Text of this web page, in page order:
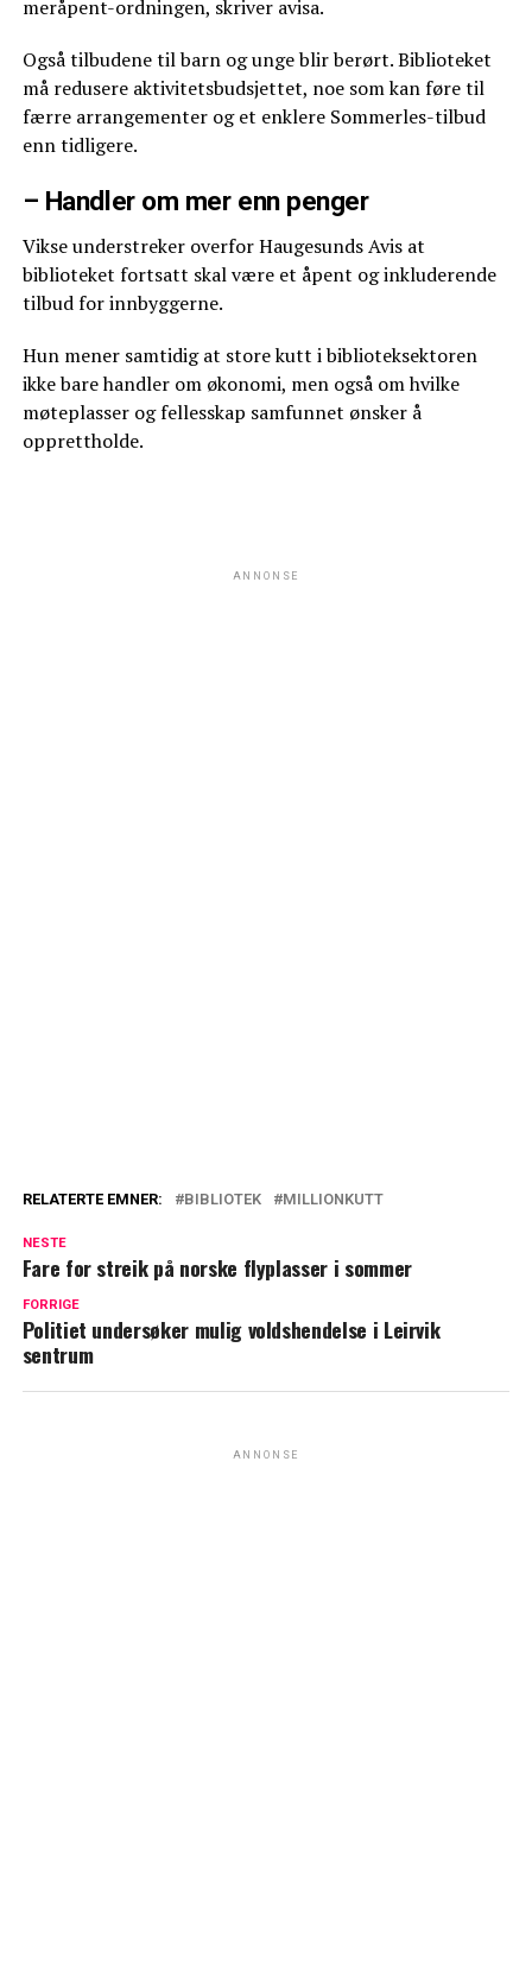
meråpent-ordningen, skriver avisa.
Også tilbudene til barn og unge blir berørt. Biblioteket
må redusere aktivitetsbudsjettet, noe som kan føre til
færre arrangementer og et enklere Sommerles-tilbud
enn tidligere.
– Handler om mer enn penger
Vikse understreker overfor Haugesunds Avis at
biblioteket fortsatt skal være et åpent og inkluderende
tilbud for innbyggerne.
Hun mener samtidig at store kutt i biblioteksektoren
ikke bare handler om økonomi, men også om hvilke
møteplasser og fellesskap samfunnet ønsker å
opprettholde.
ANNONSE
RELATERTE EMNER: BIBLIOTEK MILLIONKUTT
NESTE
Fare for streik på norske flyplasser i sommer
FORRIGE
Politiet undersøker mulig voldshendelse i Leirvik
sentrum
ANNONSE